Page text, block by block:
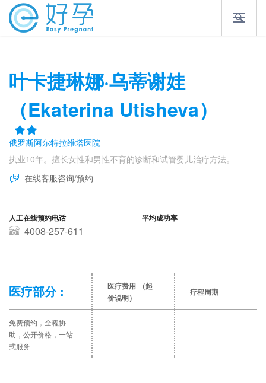
叶卡捷琳娜·乌蒂谢娃
（Ekaterina Utisheva）
俄罗斯阿尔特拉维塔医院
执业10年。擅长女性和男性不育的诊断和试管婴儿治疗方法。
在线客服咨询/预约
人工在线预约电话
4008-257-611
平均成功率
医疗部分 : 医疗费用
（起
价说明）
疗程周期
免费预约，全程协
助，公开价格，一站
式服务